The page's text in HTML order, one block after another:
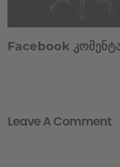
Facebook
Leave A Comment